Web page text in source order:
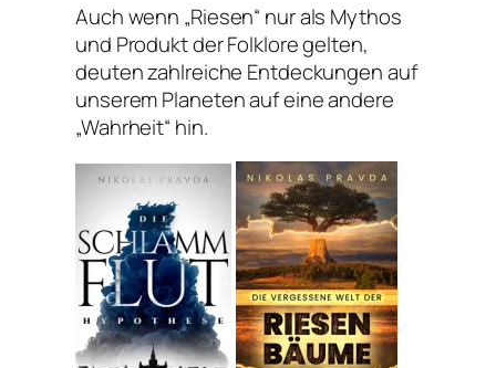
Auch wenn „Riesen“ nur als Mythos
und Produkt der Folklore gelten,
deuten zahlreiche Entdeckungen auf
unserem Planeten auf eine andere
„Wahrheit“ hin.